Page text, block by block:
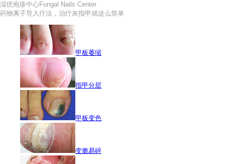
湿疣疱疹中心Fungal Nails Center
药物离子导入疗法，治疗灰指甲就这么简单
甲板萎缩
指甲分层
甲板变色
变脆易碎